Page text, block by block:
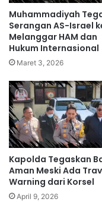
Muhammadiyah
Serangan AS-Israel
Melanggar HAM dan
Hukum Internasional
Maret 3, 2026
Kapolda Tegaskan
Aman Meski Ada
Warning dari Korsel
April 9, 2026